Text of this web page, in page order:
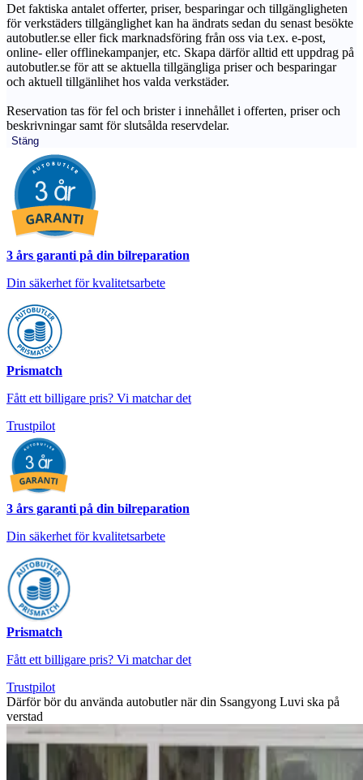
Det faktiska antalet offerter, priser, besparingar och tillgängligheten
för verkstäders tillgänglighet kan ha ändrats sedan du senast besökte
autobutler.se eller fick marknadsföring från oss via t.ex. e-post,
online- eller offlinekampanjer, etc. Skapa därför alltid ett uppdrag på
autobutler.se för att se aktuella tillgängliga priser och besparingar
och aktuell tillgänlihet hos valda verkstäder.
Reservation tas för fel och brister i innehållet i offerten, priser och
beskrivningar samt för slutsålda reservdelar.
Stäng
3 års garanti på din bilreparation
Din säkerhet för kvalitetsarbete
Prismatch
Fått ett billigare pris? Vi matchar det
Trustpilot
3 års garanti på din bilreparation
Din säkerhet för kvalitetsarbete
Prismatch
Fått ett billigare pris? Vi matchar det
Trustpilot
Därför bör du använda autobutler när din Ssangyong Luvi ska på
verstad